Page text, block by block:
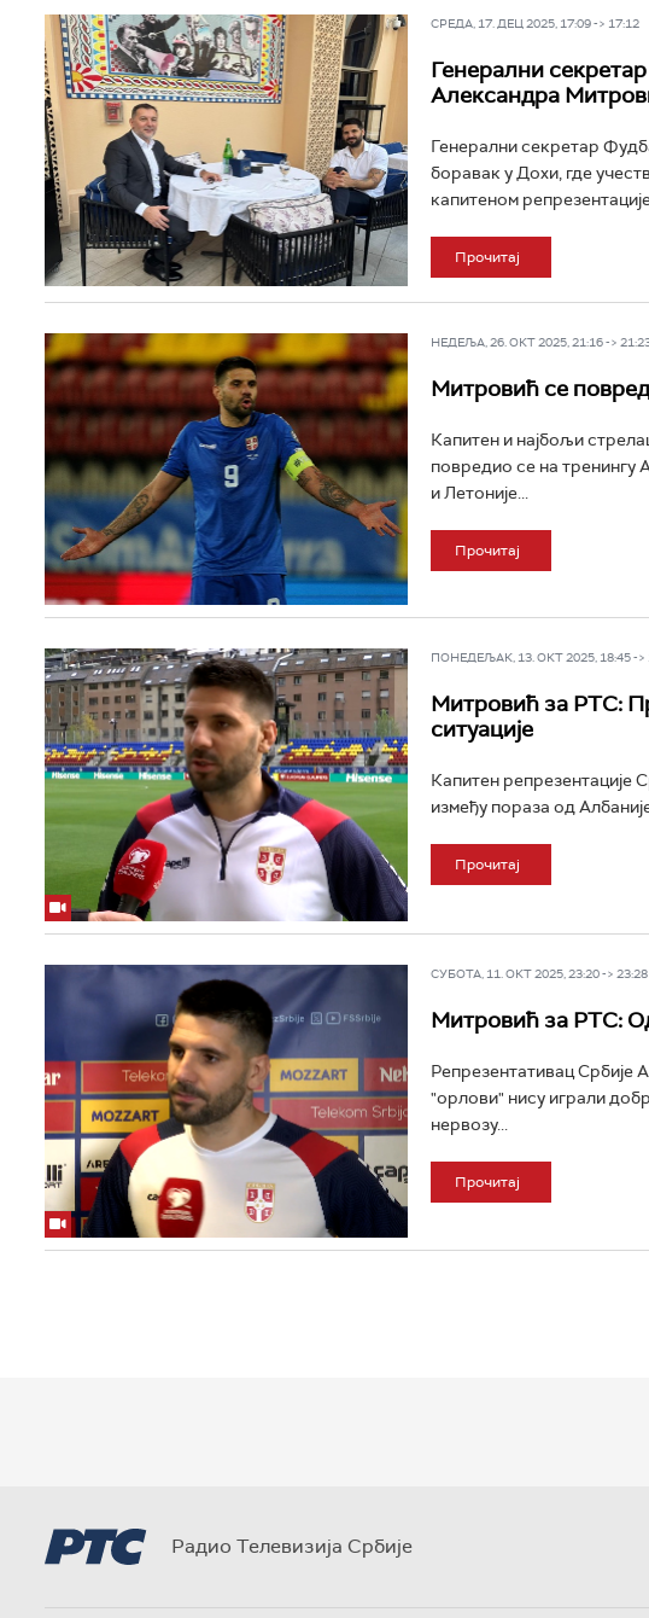
СРЕДА, 17. ДЕЦ 2025, 17:09 -> 17:12
Генерални
Александра
Генерални секретар
боравак у Дохи, где
капитеном
Прочитај
НЕДЕЉА, 26. ОКТ 2025, 21:16 ->
Митровић се
Капитен и најбољи
повредио се на тренингу
и Летоније...
Прочитај
ПОНЕДЕЉАК, 13. ОКТ 2025, 18:45 ->
Митровић за РТС:
ситуације
Капитен репрезентације
између пораза од
Прочитај
СУБОТА, 11. ОКТ 2025, 23:20 -> 23:28
Митровић за РТС:
Репрезентативац Србије
"орлови" нису играли
нервозу...
Прочитај
Радио Телевизија Србије